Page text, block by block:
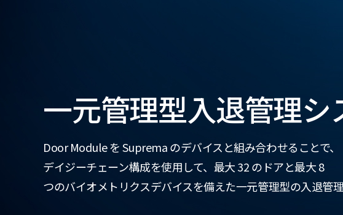
一元管理型入退管理シ
Door Module を Suprema のデバイスと組み合わせることで、
デイジーチェーン構成を使用して、最大 32 のドアと最大 8
つのバイオメトリクスデバイスを備えた一元管理型の入退管